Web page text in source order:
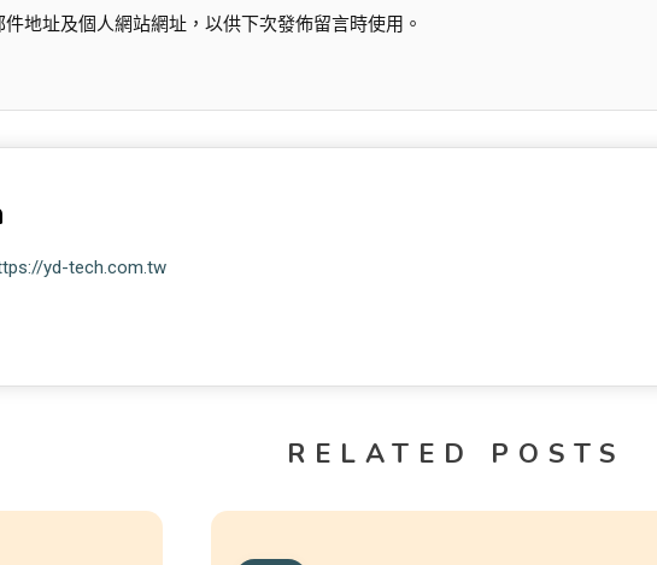
地址及個人網站網址，以供下次發佈留言時使用。
yd-tech.com.tw
RELATED POSTS